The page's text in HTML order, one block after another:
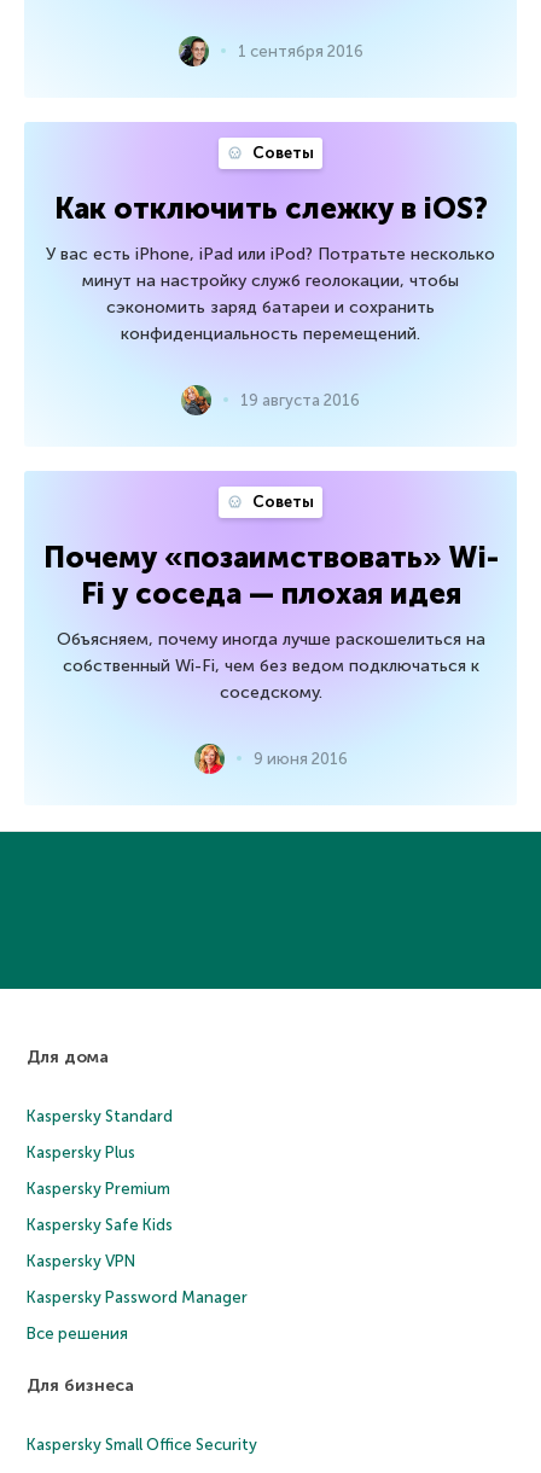
1 сентября 2016
Советы
Как отключить слежку в iOS?
У вас есть iPhone, iPad или iPod? Потратьте несколько
минут на настройку служб геолокации, чтобы
сэкономить заряд батареи и сохранить
конфиденциальность перемещений.
19 августа 2016
Советы
Почему «позаимствовать» Wi-
Fi у соседа — плохая идея
Объясняем, почему иногда лучше раскошелиться на
собственный Wi-Fi, чем без ведом подключаться к
соседскому.
9 июня 2016
Для дома
Kaspersky Standard
Kaspersky Plus
Kaspersky Premium
Kaspersky Safe Kids
Kaspersky VPN
Kaspersky Password Manager
Все решения
Для бизнеса
Kaspersky Small Office Security